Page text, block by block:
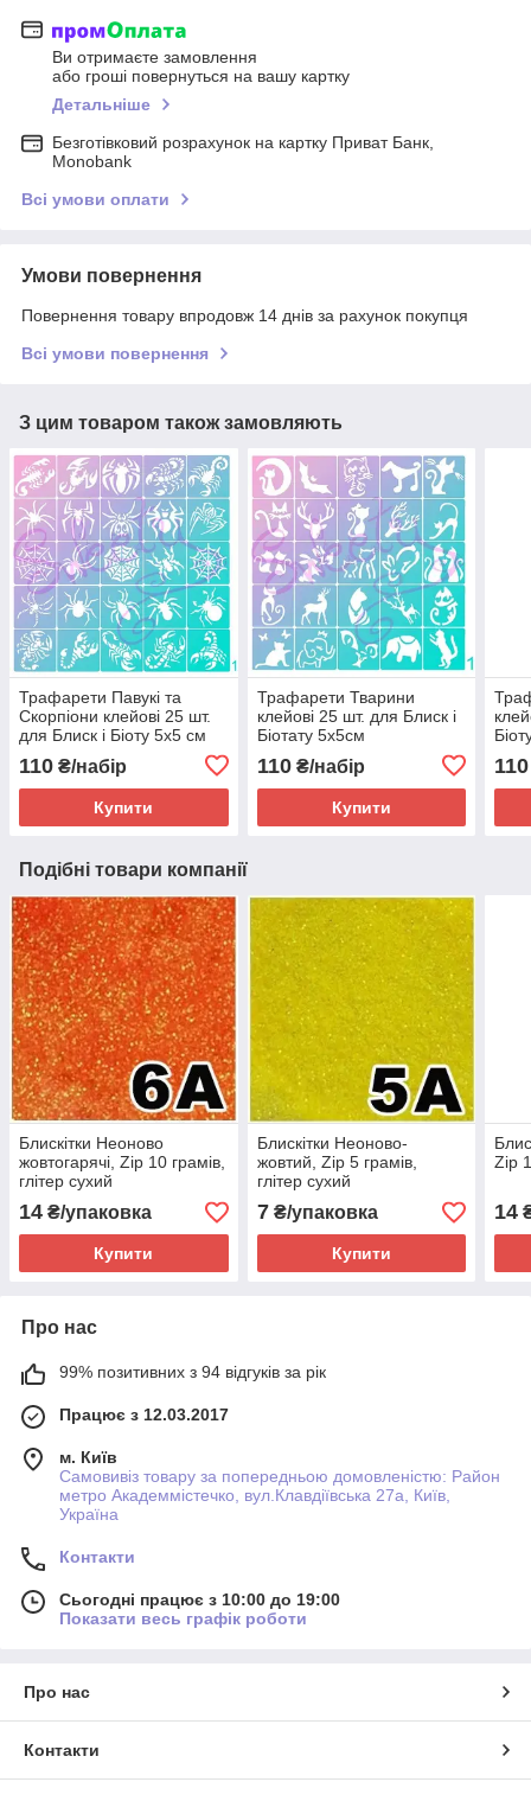
Ви отримаєте замовлення
або гроші повернуться на вашу картку
Детальніше
Безготівковий розрахунок на картку Приват Банк,
Monobank
Всі умови оплати
Умови повернення
Повернення товару впродовж 14 днів за рахунок покупця
Всі умови повернення
З цим товаром також замовляють
Трафарети Павукі та
Скорпіони клейові 25 шт.
для Блиск і Біоту 5х5 см
110 ₴/набір
Купити
Трафарети Тварини
клейові 25 шт. для Блиск і
Біотату 5х5см
110₴/набір
Купити
110
Подібні товари компанії
Блискітки Неоново
жовтогарячі, Zip 10 грамів,
глітер сухий
14 ₴/упаковка
Купити
Блискітки Неоново-
жовтий, Zip 5 грамів,
глітер сухий
7₴/упаковка
Купити
Zip
14
Про нас
99% позитивних з 94 відгуків за рік
Працює з 12.03.2017
м. Київ
Самовивіз товару за попередньою домовленістю: Район
метро Академмістечко, вул.Клавдіївська 27а, Київ,
Україна
Контакти
Сьогодні працює з 10:00 до 19:00
Показати весь графік роботи
Про нас
Контакти